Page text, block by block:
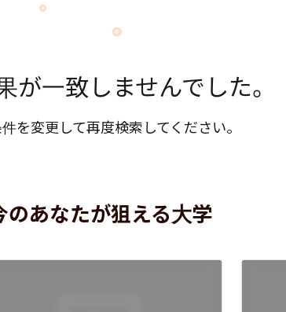
が一致しませんでした。
を変更して再度検索してください。
のあなたが狙える大学